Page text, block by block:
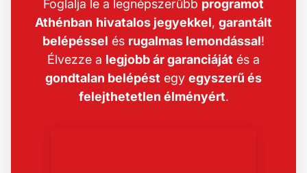
Foglalja le a legnépszerűbb programot
Athénban hivatalos jegyekkel, garantált
belépéssel és rugalmas lemondással!
Élvezze a legjobb ár garanciáját és a
gondtalan belépést egy egyszerű és
felejthetetlen élményért.